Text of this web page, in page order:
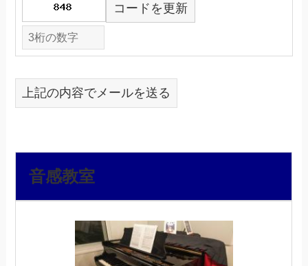
コードを更新
上記の内容でメールを送る
音感教室